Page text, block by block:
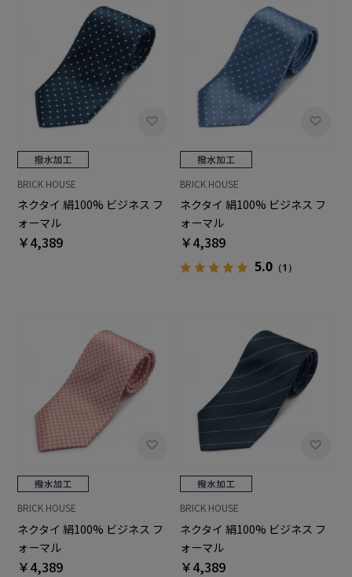
BRICK HOUSE
ネクタイ 絹100% ビジネス フ
ォーマル
￥4,389
BRICK HOUSE
ネクタイ 絹100% ビジネス フ
ォーマル
￥4,389
5.0 （1）
BRICK HOUSE
ネクタイ 絹100% ビジネス フ
ォーマル
￥4,389
BRICK HOUSE
ネクタイ 絹100% ビジネス フ
ォーマル
￥4,389